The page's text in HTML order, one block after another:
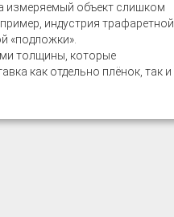
измеряемый объект слишком
индустрия трафаретной
«подложки».
толщины, которые
как отдельно плёнок, так и